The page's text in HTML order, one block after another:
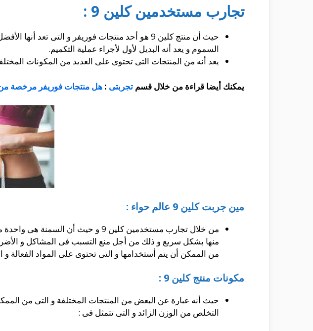
تجارب مستخدمين كلين 9 :
حيث أن منتج كلين 9 هو أحد منتجات فوريفر و
السموم و يعد أنه البديل لأول لأجراء عملية التكميم.
يعد أنه من المنتجات التى تحتوى على العديد من المكونات
يمكنك أيضا قراءة من خلال قسم تجربتى : هل منتجات فوريفر مرخصة
مين جربت كلين 9 عالم حواء :
من خلال تجارب مستخدمين كلين 9 و
من الممكن أن يتم أستخدامها و التى تحتوى على المواد الفعالة
مكونات منتج كلين 9 :
حيث أنه عبارة عن البعض من المنتجات المختلفة و التى من
التخلص من الوزن الزائد و التى تتمثل فى :